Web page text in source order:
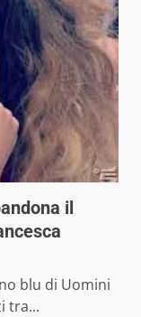
il
blu di Uomini
tra...